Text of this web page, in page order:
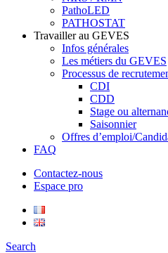
PathoLED
PATHOSTAT
Travailler au GEVES
Infos générales
Les métiers du GEVES
Processus de
CDI
CDD
Stage ou
Saisonnier
Offres d’emploi/
FAQ
Contactez-nous
Espace pro
Search